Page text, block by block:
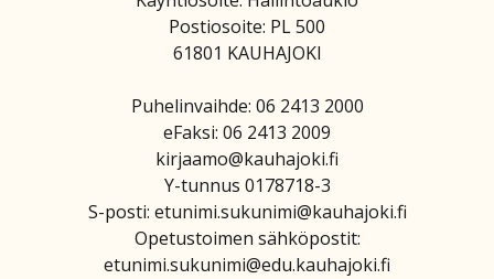
Postiosoite: PL 500
61801 KAUHAJOKI
Puhelinvaihde: 06 2413 2000
eFaksi: 06 2413 2009
kirjaamo@kauhajoki.fi
Y-tunnus 0178718-3
S-posti: etunimi.sukunimi@kauhajoki.fi
Opetustoimen sähköpostit:
etunimi.sukunimi@edu.kauhajoki.fi